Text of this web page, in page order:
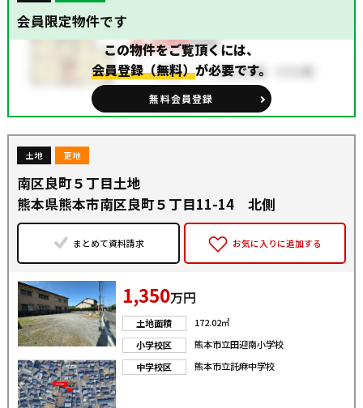
会員限定物件です
この物件をご覧頂くには、
会員登録（無料）が必要です。
無料会員登録
土地 更地
南区良町５丁目土地
熊本県熊本市南区良町５丁目11-14 北側
まとめて資料請求 お気に入りに追加する
1,350万円
土地面積
172.02㎡
小学校区
熊本市立田迎南小学校
中学校区
熊本市立託麻中学校